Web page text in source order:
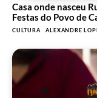
Casa onde nasceu
Festas do Povo de
CULTURA ALEXANDRE